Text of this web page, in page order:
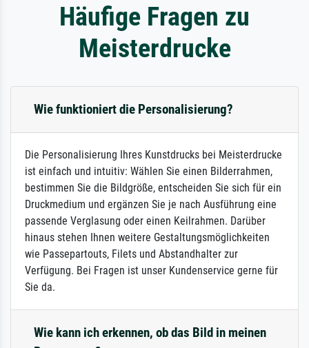
Häufige Fragen zu
Meisterdrucke
Wie funktioniert die Personalisierung?
Die Personalisierung Ihres Kunstdrucks bei Meisterdrucke
ist einfach und intuitiv: Wählen Sie einen Bilderrahmen,
bestimmen Sie die Bildgröße, entscheiden Sie sich für ein
Druckmedium und ergänzen Sie je nach Ausführung eine
passende Verglasung oder einen Keilrahmen. Darüber
hinaus stehen Ihnen weitere Gestaltungsmöglichkeiten
wie Passepartouts, Filets und Abstandhalter zur
Verfügung. Bei Fragen ist unser Kundenservice gerne für
Sie da.
Wie kann ich erkennen, ob das Bild in meinen